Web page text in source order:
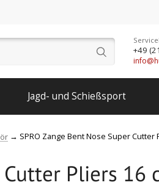
+49
Jagd- und Schießsport
SPRO Zange Bent Nose Super Cutter
Cutter Pliers 16